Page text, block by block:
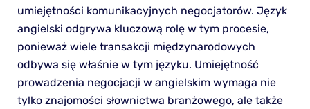
umiejętności komunikacyjnych negocjatorów. Język
angielski odgrywa kluczową rolę w tym procesie,
ponieważ wiele transakcji międzynarodowych
odbywa się właśnie w tym języku. Umiejętność
prowadzenia negocjacji w angielskim wymaga nie
tylko znajomości słownictwa branżowego, ale także